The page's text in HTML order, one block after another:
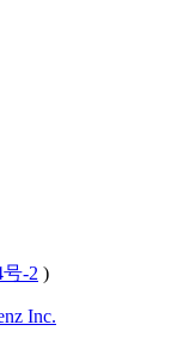
-2 )
Inc.